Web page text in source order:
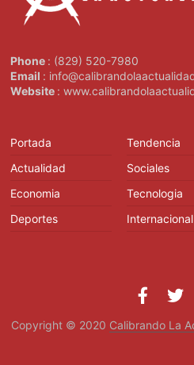
Phone : (829) 520-7980
Email :
Website :
Portada
Actualidad
Economia
Deportes
Tendencia
Sociales
Tecnologia
Internacional
Copyright © 2020 Calibrando La